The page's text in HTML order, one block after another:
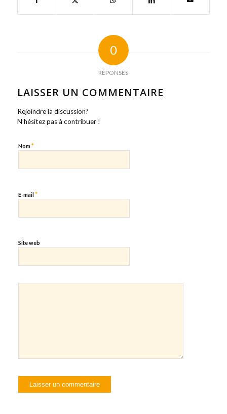
0
RÉPONSES
LAISSER UN COMMENTAIRE
Rejoindre la discussion?
N’hésitez pas à contribuer !
Nom*
E-mail *
Site web